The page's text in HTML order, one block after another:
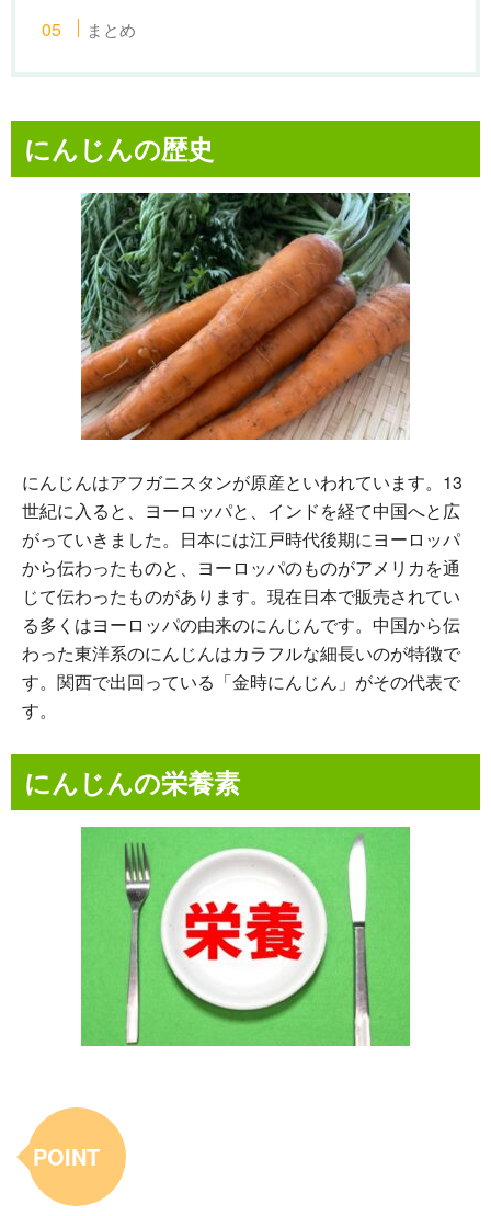
まとめ
にんじんの歴史
にんじんはアフガニスタンが原産といわれています。13
世紀に入ると、ヨーロッパと、インドを経て中国へと広
がっていきました。日本には江戸時代後期にヨーロッパ
から伝わったものと、ヨーロッパのものがアメリカを通
じて伝わったものがあります。現在日本で販売されてい
る多くはヨーロッパの由来のにんじんです。中国から伝
わった東洋系のにんじんはカラフルな細長いのが特徴で
す。関西で出回っている「金時にんじん」がその代表で
す。
にんじんの栄養素
POINT